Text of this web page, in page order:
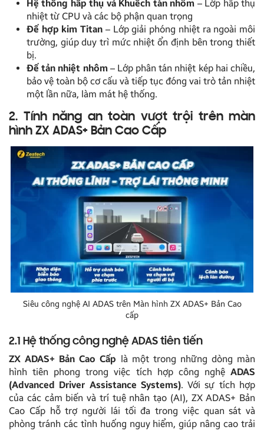
Hệ thống hấp thụ và Khuếch tán nhôm – Lớp hấp thụ
nhiệt từ CPU và các bộ phận quan trọng
Đế hợp kim Titan – Lớp giải phóng nhiệt ra ngoài môi
trường, giúp duy trì mức nhiệt ổn định bên trong thiết
bị.
Đế tản nhiệt nhôm– Lớp phân tán nhiệt kép hai chiều,
bảo vệ toàn bộ cơ cấu và tiếp tục đóng vai trò tản nhiệt
một lần nữa, làm mát hệ thống.
2. Tính năng an toàn vượt trội trên màn
hình ZX ADAS+ Bản Cao Cấp
Siêu công nghệ AI ADAS trên Màn hình ZX ADAS+ Bản Cao
cấp
2.1 Hệ thống công nghệ ADAS tiên tiến
ZX ADAS+ Bản Cao Cấp là một trong những dòng màn
hình tiên phong trong việc tích hợp công nghệ ADAS
(Advanced Driver Assistance Systems). Với sự tích hợp
của các cảm biến và trí tuệ nhân tạo (AI), ZX ADAS+ Bản
Cao Cấp hỗ trợ người lái tối đa trong việc quan sát và
phòng tránh các tình huống nguy hiểm, giúp nâng cao trải